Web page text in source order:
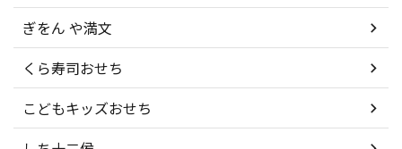
ぎをん や満文
くら寿司おせち
こどもキッズおせち